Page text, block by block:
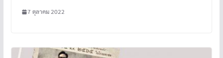
7 ตุลาคม 2022